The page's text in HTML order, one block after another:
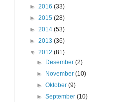
► 2016 (33)
► 2015 (28)
► 2014 (53)
► 2013 (36)
▼ 2012 (81)
► Desember(2)
► November(10)
►Oktober(9)
►September(10)